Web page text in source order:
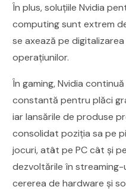
În plus, soluțiile Nvidia
computing sunt extrem
se axează pe
operațiunilor.
În gaming, Nvidia
constantă pentru plăci
iar lansările de produse
consolidat poziția sa pe
jocuri, atât pe PC cât și
dezvoltările în
cererea de hardware și